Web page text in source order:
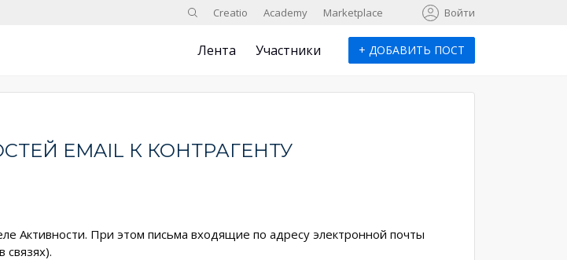
ПоискCreatio Academy Marketplace Войти
Лента Участники + ДОБАВИТЬ ПОСТ
EMAIL К КОНТРАГЕНТУ
Активности. При этом письма входящие по адресу электронной почты
связях).